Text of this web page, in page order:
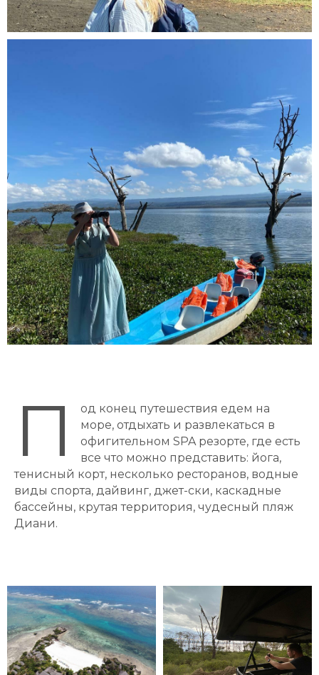
П
од конец путешествия едем на
море, отдыхать и развлекаться в
офигительном SPA резорте, где есть
все что можно представить: йога,
тенисный корт, несколько ресторанов, водные
виды спорта, дайвинг, джет-ски, каскадные
бассейны, крутая территория, чудесный пляж
Диани.